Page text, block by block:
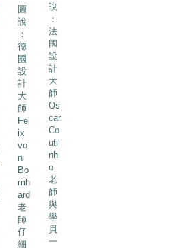
圖
說
：
德
國
設
計
大
師
Fel
ix
vo
n
Bo
mh
ard
老
師
仔
細
說
：
法
國
設
計
大
師
Os
car
Co
uti
nh
o
老
師
與
學
員
一